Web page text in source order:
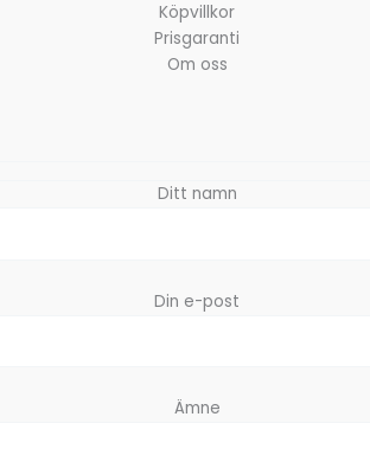
Köpvillkor
Prisgaranti
Om oss
Ditt namn
Din e-post
Ämne